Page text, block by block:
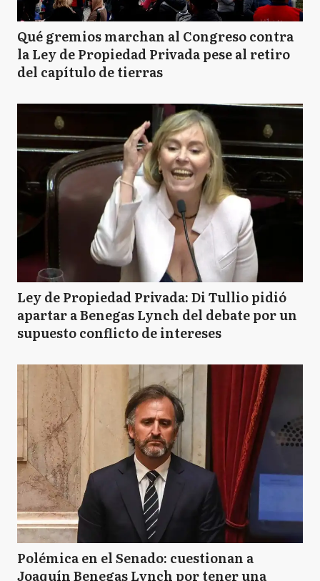
Qué gremios marchan al Congreso contra
la Ley de Propiedad Privada pese al retiro
del capítulo de tierras
Ley de Propiedad Privada: Di Tullio pidió
apartar a Benegas Lynch del debate por un
supuesto conflicto de intereses
Polémica en el Senado: cuestionan a
Joaquín Benegas Lynch por tener una